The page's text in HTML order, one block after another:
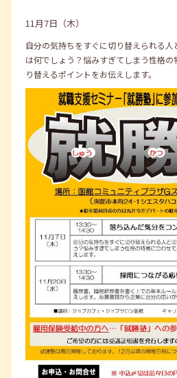
11月7日（木）
自分の気持ちをすぐに切り替えられる
は何でしょう？悩みすぎてしまう性格
り替えるポイントをお伝えします。